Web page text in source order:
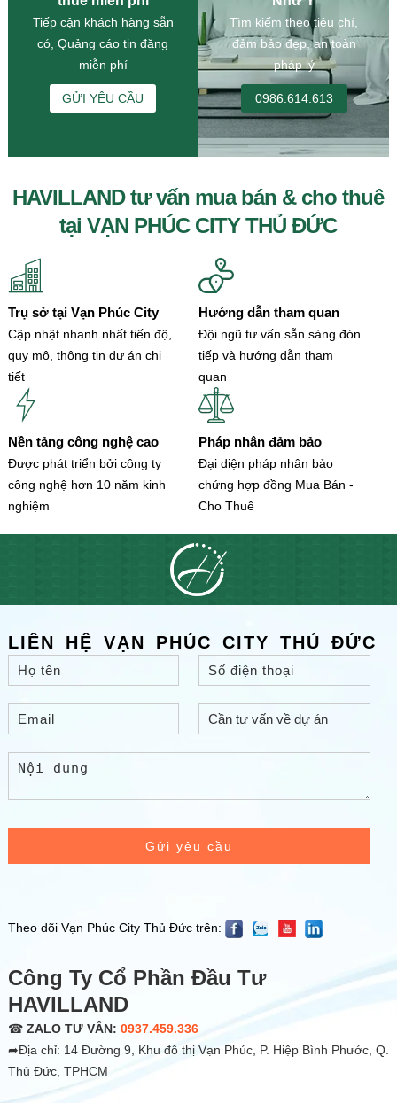
Tiếp cận khách hàng sẵn
có, Quảng cáo tin đăng
miễn phí
GỬI YÊU CẦU
Tìm kiếm theo tiêu chí,
đảm bảo đẹp, an toàn
pháp lý
0986.614.613
HAVILLAND tư vấn mua bán & cho thuê
tại VẠN PHÚC CITY THỦ ĐỨC
Trụ sở tại Vạn Phúc City
Cập nhật nhanh nhất tiến độ,
quy mô, thông tin dự án chi
tiết
Hướng dẫn tham quan
Đội ngũ tư vấn sẵn sàng đón
tiếp và hướng dẫn tham
quan
Nền tảng công nghệ cao
Được phát triển bởi công ty
công nghệ hơn 10 năm kinh
nghiệm
Pháp nhân đảm bảo
Đại diện pháp nhân bảo
chứng hợp đồng Mua Bán -
Cho Thuê
LIÊN HỆ VẠN PHÚC CITY THỦ ĐỨC
Gửi yêu cầu
Theo dõi Vạn Phúc City Thủ Đức trên:
Công Ty Cổ Phần Đầu Tư
HAVILLAND
☎ ZALO TƯ VẤN: 0937.459.336
➦Địa chỉ: 14 Đường 9, Khu đô thị Vạn Phúc, P. Hiệp Bình Phước, Q.
Thủ Đức, TPHCM